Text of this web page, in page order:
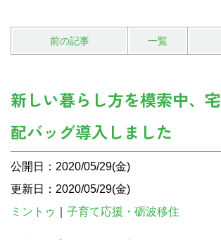
前の記事 一覧
新しい暮らし方を模索中、宅
配バッグ導入しました
公開日：2020/05/29(金)
更新日：2020/05/29(金)
ミントゥ
子育て応援・砺波移住